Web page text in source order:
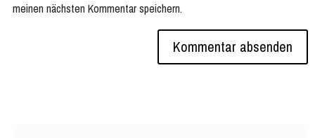
meinen nächsten Kommentar speichern.